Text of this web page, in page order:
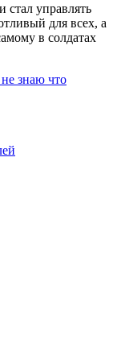
стал управлять
для всех, а
в солдатах
знаю что